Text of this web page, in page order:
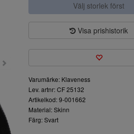
Välj storlek först
Visa prishistorik
Varumärke: Klaveness
Lev. artnr: CF 25132
Artikelkod: 9-001662
Material: Skinn
Färg: Svart